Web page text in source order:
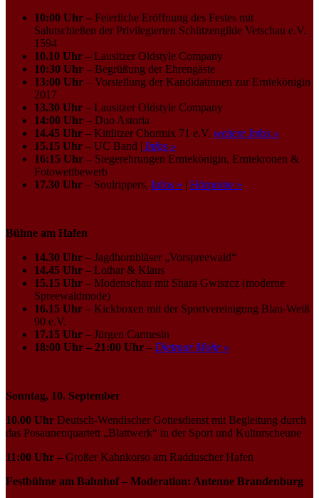
10:00 Uhr – Feierliche Eröffnung des Festes mit
Salutschießen der Privilegierten Schützengilde Vetschau e.V.
1594
10.10 Uhr – Lausitzer Oldstyle Company
10:30 Uhr – Begrüßung der Ehrengäste
13:00 Uhr – Vorstellung der Kandidatinnen zur Erntekönigin
2017
13.30 Uhr – Lausitzer Oldstyle Company
14:00 Uhr – Duo Astoria
14.45 Uhr – Kittlitzer Chormix 71 e.V. weitere Infos »
15.15 Uhr – UC Band | Infos »
16:15 Uhr – Siegerehrungen Erntekönigin, Erntekronen &
Fotowettbewerb
17.30 Uhr – Soulrippers, Infos » | Hörprobe »
Bühne am Hafen
14.30 Uhr – Jagdhornbläser „Vorspreewald“
14.45 Uhr – Lothar & Klaus
15.15 Uhr – Modenschau mit Shara Gwiszcz (moderne
Spreewaldmode)
16.15 Uhr – Kickboxen mit der Sportvereinigung Blau-Weiß
90 e.V.
17.15 Uhr – Jürgen Carmesin
18:00 Uhr – 21:00 Uhr – Dietmar Mohr »
Sonntag, 10. September
10.00 Uhr Deutsch-Wendischer Gottesdienst mit Begleitung durch
das Posaunenquartett „Blattwerk“ in der Sport und Kulturscheune
11:00 Uhr – Großer Kahnkorso am Radduscher Hafen
Festbühne am Bahnhof – Moderation: Antenne Brandenburg